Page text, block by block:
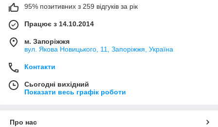
95% позитивних з 259 відгуків за рік
Працює з 14.10.2014
м. Запоріжжя
вул. Якова Новицького, 11, Запоріжжя, Україна
Контакти
Сьогодні вихідний
Показати весь графік роботи
Про нас